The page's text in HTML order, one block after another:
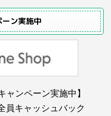
ン実施中
ャンペーン実施中】
員キャッシュバック